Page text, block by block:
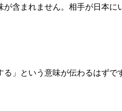
含まれません。相手が日本に
」という意味が伝わるはずで